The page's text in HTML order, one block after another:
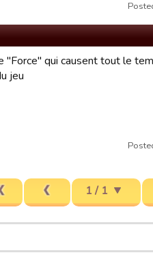
qui causent tout le
jeu
1 / 1